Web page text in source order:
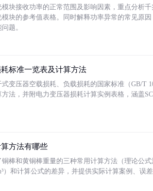
块接收功率的正常范围及影响因素，重点分析
块的参考值表格。同时解释功率异常的常见原
题。
标准一览表及计算方法
变压器空载损耗、负载损耗的国家标准（GB/T
法，并附电力变压器损耗计算实例表格，涵盖
方法有哪些
棒和黄铜棒重量的三种常用计算方法（理论公
）和计算公式的差异，并提供实际计算案例、误